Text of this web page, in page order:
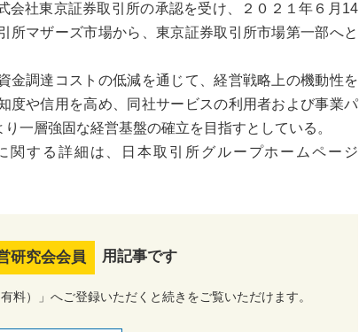
会社東京証券取引所の承認を受け、２０２１年６月14
所マザーズ市場から、東京証券取引所市場第一部へと
調達コストの低減を通じて、経営戦略上の機動性を
度や信用を高め、同社サービスの利用者および事業パ
一層強固な経営基盤の確立を目指すとしている。
する詳細は、日本取引所グループホームページ
研究会会員 用記事です
料）」へご登録いただくと続きをご覧いただけます。